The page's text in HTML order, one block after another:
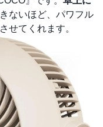
ないほど、パワフル
せてくれます。